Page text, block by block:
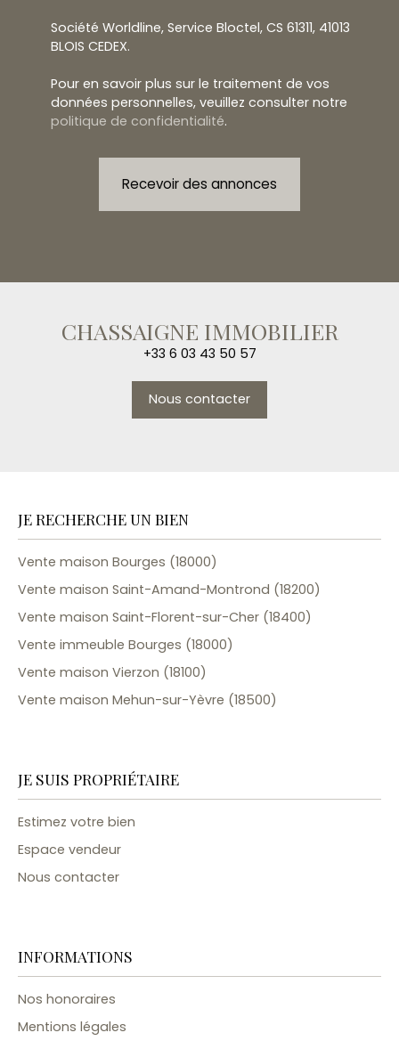
Société Worldline, Service Bloctel, CS 61311, 41013
BLOIS CEDEX.
Pour en savoir plus sur le traitement de vos
données personnelles, veuillez consulter notre
politique de confidentialité.
Recevoir des annonces
CHASSAIGNE IMMOBILIER
+33 6 03 43 50 57
Nous contacter
JE RECHERCHE UN BIEN
Vente maison Bourges (18000)
Vente maison Saint-Amand-Montrond (18200)
Vente maison Saint-Florent-sur-Cher (18400)
Vente immeuble Bourges (18000)
Vente maison Vierzon (18100)
Vente maison Mehun-sur-Yèvre (18500)
JE SUIS PROPRIÉTAIRE
Estimez votre bien
Espace vendeur
Nous contacter
INFORMATIONS
Nos honoraires
Mentions légales